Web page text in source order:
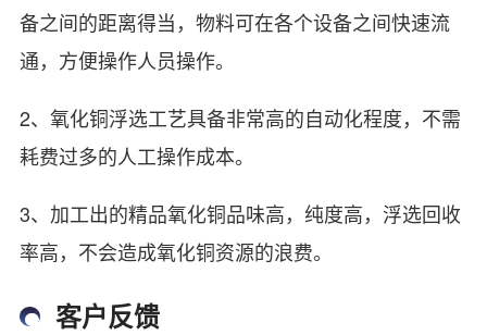
备之间的距离得当，物料可在各个设备之间快速流
通，方便操作人员操作。
2、氧化铜浮选工艺具备非常高的自动化程度，不需
耗费过多的人工操作成本。
3、加工出的精品氧化铜品味高，纯度高，浮选回收
率高，不会造成氧化铜资源的浪费。
客户反馈